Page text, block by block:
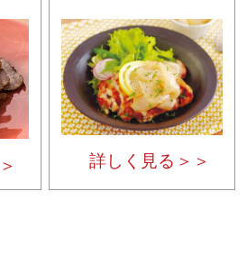
詳しく見る＞＞